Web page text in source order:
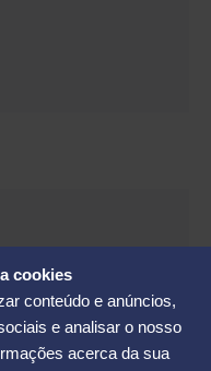
cookies
conteúdo e anúncios,
e analisar o nosso
acerca da sua